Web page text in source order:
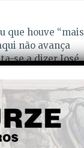
que houve “mais
não avança
se a dizer José
para os
para a edição